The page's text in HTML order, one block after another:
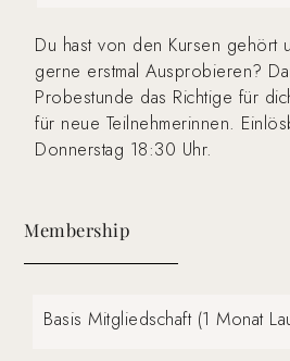
Du hast von den Kursen gehört
gerne erstmal Ausprobieren?
Probestunde das Richtige für
für neue Teilnehmerinnen.
Donnerstag 18:30 Uhr.
Membership
Basis Mitgliedschaft (1 Monat